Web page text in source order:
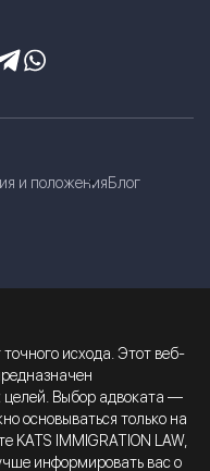
и положенияБлог
исхода. Этот веб-
Выбор адвоката —
основываться только на
KATS IMMIGRATION LAW,
информировать вас о